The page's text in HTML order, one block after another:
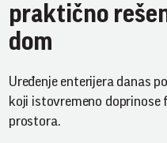
praktično
dom
Uređenje enterijera danas
koji istovremeno
prostora.